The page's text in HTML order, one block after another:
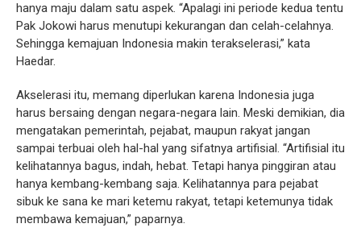
hanya maju dalam satu aspek. “Apalagi ini periode kedua tentu
Pak Jokowi harus menutupi kekurangan dan celah-celahnya.
Sehingga kemajuan Indonesia makin terakselerasi,” kata
Haedar.
Akselerasi itu, memang diperlukan karena Indonesia juga
harus bersaing dengan negara-negara lain. Meski demikian, dia
mengatakan pemerintah, pejabat, maupun rakyat jangan
sampai terbuai oleh hal-hal yang sifatnya artifisial. “Artifisial itu
kelihatannya bagus, indah, hebat. Tetapi hanya pinggiran atau
hanya kembang-kembang saja. Kelihatannya para pejabat
sibuk ke sana ke mari ketemu rakyat, tetapi ketemunya tidak
membawa kemajuan,” paparnya.